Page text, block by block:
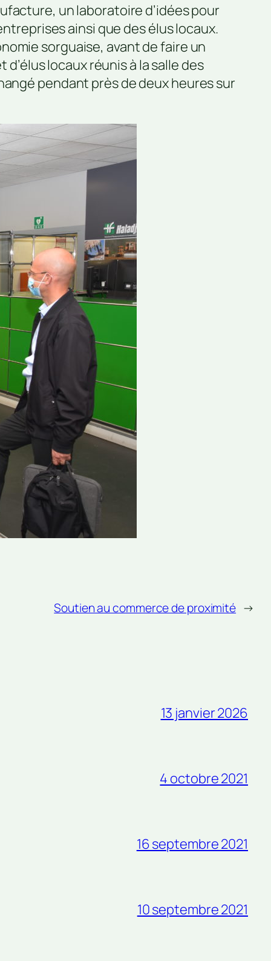
un laboratoire d’idées pour
ainsi que des élus locaux.
sorguaise, avant de faire un
locaux réunis à la salle des
pendant près de deux heures sur
Soutien au commerce de proximité →
13 janvier 2026
4 octobre 2021
16 septembre 2021
10 septembre 2021